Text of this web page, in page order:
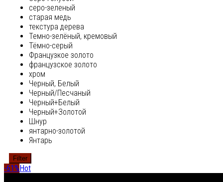
серо-зеленый
старая медь
текстура дерева
Темно-зелёный, кремовый
Тёмно-серый
Французкое золото
французское золото
хром
Черный, Белый
Черный/Песчаный
Черный+Белый
Черный+Золотой
Шнур
янтарно-золотой
Янтарь
Filter
-61% Hot